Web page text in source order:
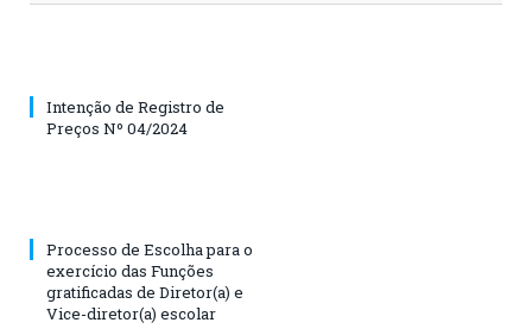
Intenção de Registro de
Preços Nº 04/2024
Processo de Escolha para o
exercício das Funções
gratificadas de Diretor(a) e
Vice-diretor(a) escolar